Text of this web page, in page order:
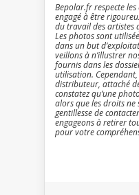
Bepolar.fr respecte les
engagé à être
du travail des artistes
Les photos sont
dans un but
veillons à n’illustrer
fournis dans les
utilisation.
distributeur, attaché
constatez qu’une
alors que les droits ne
gentillesse de
engageons à retirer
pour votre